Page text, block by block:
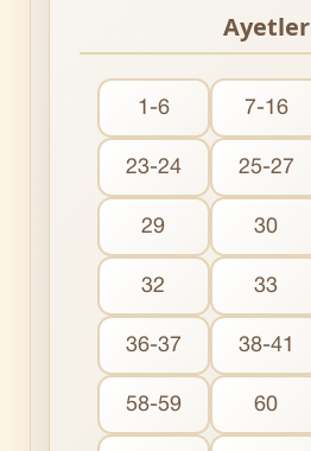
Ayetler
1-6 7-16
23-24 25-27
29 30
32 33
36-37 38-41
58-59 60